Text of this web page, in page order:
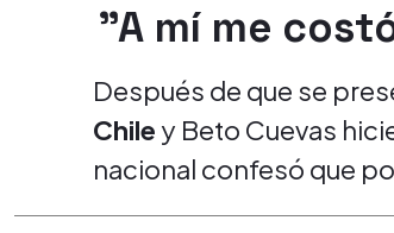
"A mí me
Después de que se
Chile y Beto Cuevas
nacional confesó que